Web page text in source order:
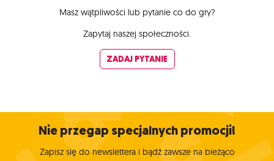
Masz wątpliwości lub pytanie co do gry?
Zapytaj naszej społeczności.
ZADAJ PYTANIE
Nie przegap specjalnych promocji!
Zapisz się do newslettera i bądź zawsze na bieżąco